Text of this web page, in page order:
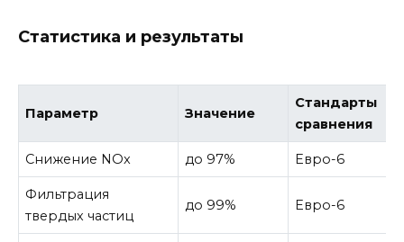
Статистика и результаты
Параметр Значение
Стандарты
сравнения
Снижение NOx до 97% Евро-6
Фильтрация
твердых частиц
до 99% Евро-6